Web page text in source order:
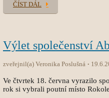
ČÍST DÁL
Výlet společenství
zveřejnil(a) Veronika Poslušná
Ve čtvrtek 18. června vyrazilo
rok si vybrali poutní místo